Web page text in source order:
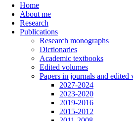
Home
About me
Research
Publications
Research monographs
Dictionaries
Academic textbooks
Edited volumes
Papers in journals and edited
2027-2024
2023-2020
2019-2016
2015-2012